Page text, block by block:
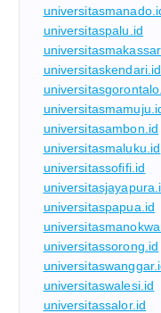
universitaspalu.id
universitaskendari.id
universitasambon.id
universitasmaluku.id
universitassofifi.id
universitaspapua.id
universitassorong.id
universitaswalesi.id
universitassalor.id